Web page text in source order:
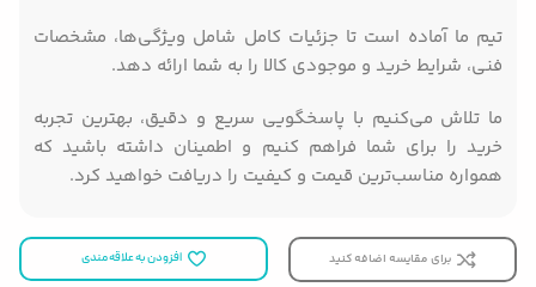
تیم ما آماده است تا جزئیات کامل شامل ویژگی‌ها، مشخصات
فنی، شرایط خرید و موجودی کالا را به شما ارائه دهد.
ما تلاش می‌کنیم با پاسخگویی سریع و دقیق، بهترین تجربه
خرید را برای شما فراهم کنیم و اطمینان داشته باشید که
همواره مناسب‌ترین قیمت و کیفیت را دریافت خواهید کرد.
برای مقایسه اضافه کنید افزودن به علاقه مندی